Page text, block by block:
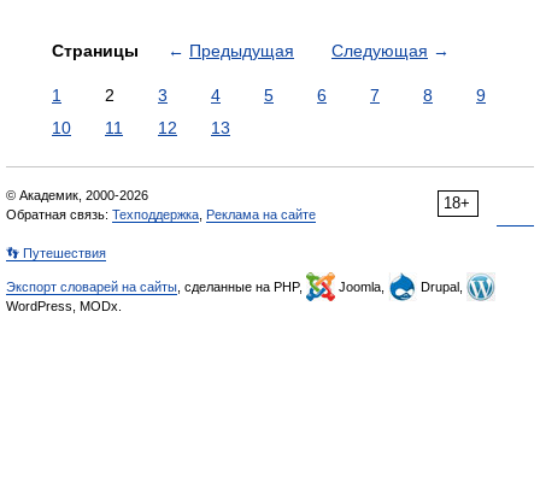
Страницы ← Предыдущая Следующая →
1 2 3 4 5 6 7 8
9
10
11 12 13
18+
© Академик, 2000-2026
Обратная связь: Техподдержка Реклама на сайте
👣 Путешествия
Экспорт словарей на сайты , сделанные на PHP, Joomla,
Drupal,
WordPress, MODx.